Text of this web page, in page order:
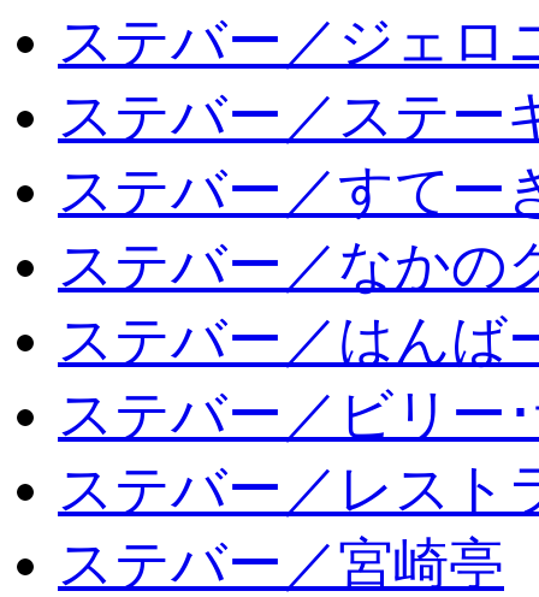
ステバー／ジェロ
ステバー／ステー
ステバー／すてー
ステバー／なかの
ステバー／はんば
ステバー／ビリー
ステバー／レスト
ステバー／宮崎亭